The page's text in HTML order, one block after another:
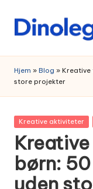
content
Hjem » Blog » Kreative
store projekter
Posted
Kreative aktiviteter
børn:
uden